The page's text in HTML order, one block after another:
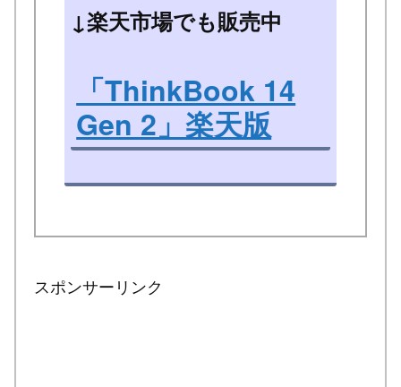
↓楽天市場でも販売中
「ThinkBook 14
Gen 2」楽天版
スポンサーリンク